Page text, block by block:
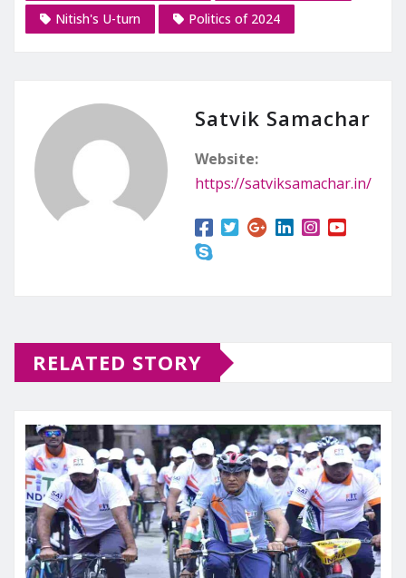
Nitish's U-turn Politics of 2024
Satvik Samachar
Website:
https://satviksamachar.in/
RELATED STORY